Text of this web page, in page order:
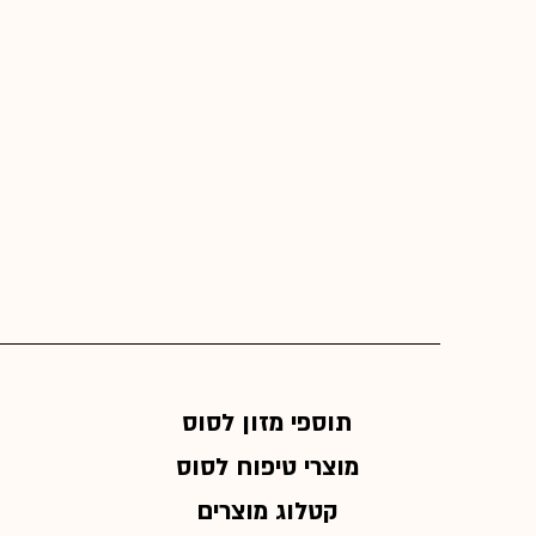
תוספי מזון לסוס
מוצרי טיפוח לסוס
קטלוג מוצרים